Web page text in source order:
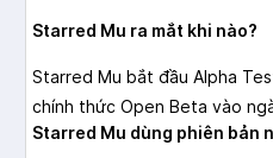
Starred Mu ra mắt khi nào?
Starred Mu bắt đầu Alpha
chính thức Open Beta vào
Starred Mu dùng phiên bản